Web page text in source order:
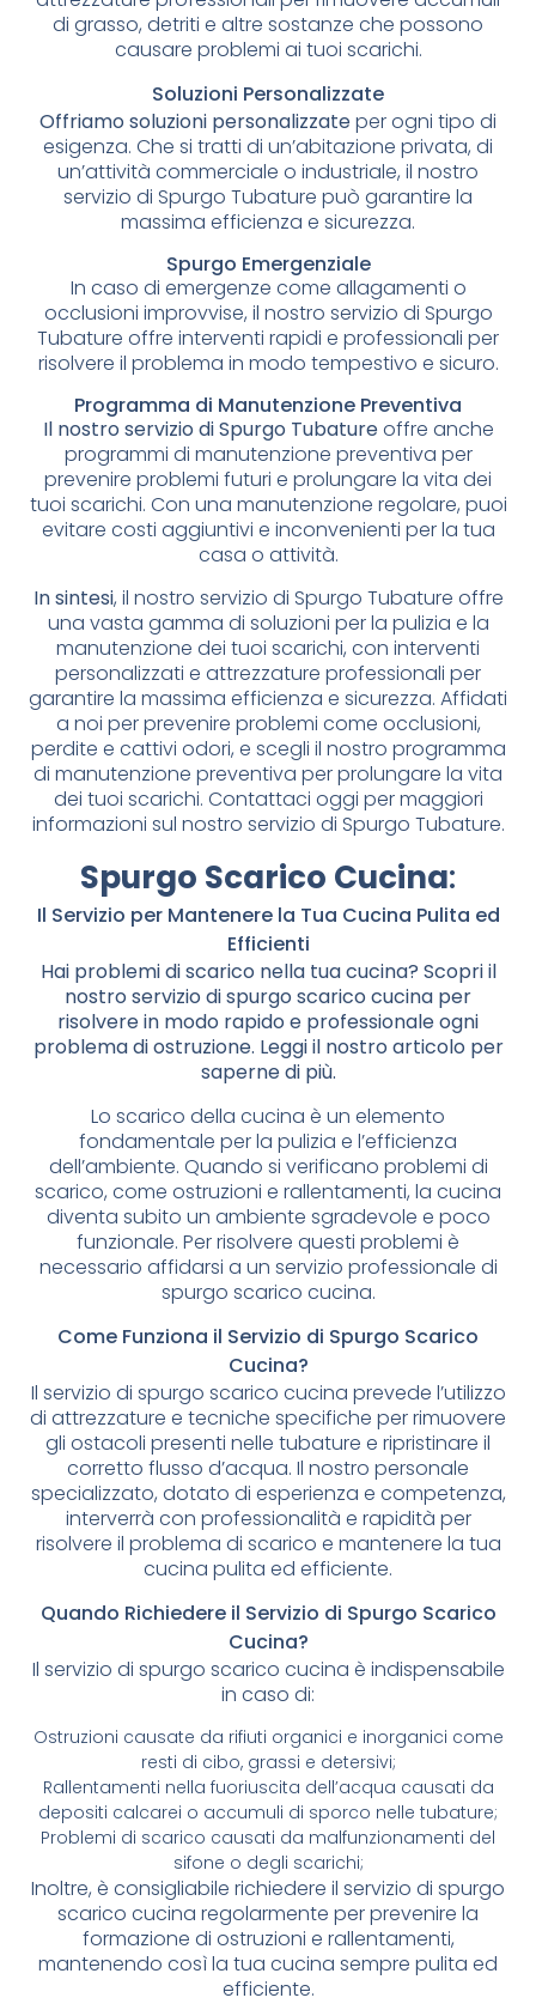
di grasso, detriti e altre sostanze che possono
causare problemi ai tuoi scarichi.
Soluzioni Personalizzate
Offriamo soluzioni personalizzateper ogni tipo di
esigenza. Che si tratti di un’abitazione privata, di
un’attività commerciale o industriale, il nostro
servizio di Spurgo Tubature può garantire la
massima efficienza e sicurezza.
Spurgo Emergenziale
In caso di emergenze come allagamenti o
occlusioni improvvise, il nostro servizio di Spurgo
Tubature offre interventi rapidi e professionali per
risolvere il problema in modo tempestivo e sicuro.
Programma di Manutenzione Preventiva
Il nostro servizio di Spurgo Tubatureoffre anche
programmi di manutenzione preventiva per
prevenire problemi futuri e prolungare la vita dei
tuoi scarichi. Con una manutenzione regolare, puoi
evitare costi aggiuntivi e inconvenienti per la tua
casa o attività.
In sintesi, il nostro servizio di Spurgo Tubature offre
una vasta gamma di soluzioni per la pulizia e la
manutenzione dei tuoi scarichi, con interventi
personalizzati e attrezzature professionali per
garantire la massima efficienza e sicurezza. Affidati
a noi per prevenire problemi come occlusioni,
perdite e cattivi odori, e scegli il nostro programma
di manutenzione preventiva per prolungare la vita
dei tuoi scarichi. Contattaci oggi per maggiori
informazioni sul nostro servizio di Spurgo Tubature.
Spurgo Scarico Cucina:
Il Servizio per Mantenere la Tua Cucina Pulita ed
Efficienti
Hai problemi di scarico nella tua cucina? Scopri il
nostro servizio di spurgo scarico cucina per
risolvere in modo rapido e professionale ogni
problema di ostruzione. Leggi il nostro articolo per
saperne di più.
Lo scarico della cucina è un elemento
fondamentale per la pulizia e l’efficienza
dell’ambiente. Quando si verificano problemi di
scarico, come ostruzioni e rallentamenti, la cucina
diventa subito un ambiente sgradevole e poco
funzionale. Per risolvere questi problemi è
necessario affidarsi a un servizio professionale di
spurgo scarico cucina.
Come Funziona il Servizio di Spurgo Scarico
Cucina?
Il servizio di spurgo scarico cucina prevede l’utilizzo
di attrezzature e tecniche specifiche per rimuovere
gli ostacoli presenti nelle tubature e ripristinare il
corretto flusso d’acqua. Il nostro personale
specializzato, dotato di esperienza e competenza,
interverrà con professionalità e rapidità per
risolvere il problema di scarico e mantenere la tua
cucina pulita ed efficiente.
Quando Richiedere il Servizio di Spurgo Scarico
Cucina?
Il servizio di spurgo scarico cucina è indispensabile
in caso di:
Ostruzioni causate da rifiuti organici e inorganici come
resti di cibo, grassi e detersivi;
Rallentamenti nella fuoriuscita dell’acqua causati da
depositi calcarei o accumuli di sporco nelle tubature;
Problemi di scarico causati da malfunzionamenti del
sifone o degli scarichi;
Inoltre, è consigliabile richiedere il servizio di spurgo
scarico cucina regolarmente per prevenire la
formazione di ostruzioni e rallentamenti,
mantenendo così la tua cucina sempre pulita ed
efficiente.